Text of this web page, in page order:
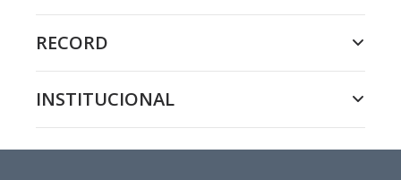
RECORD
INSTITUCIONAL